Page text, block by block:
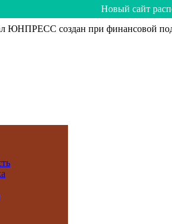
Hoвый caйт
ЮНПРЕСС создан при финансовой